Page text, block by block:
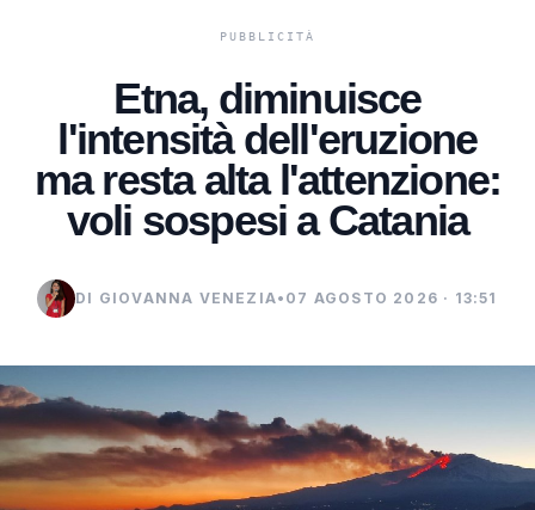
Etna, diminuisce
l'intensità dell'eruzione
ma resta alta l'attenzione:
voli sospesi a Catania
DI GIOVANNA VENEZIA• 07 AGOSTO 2026 · 13:51